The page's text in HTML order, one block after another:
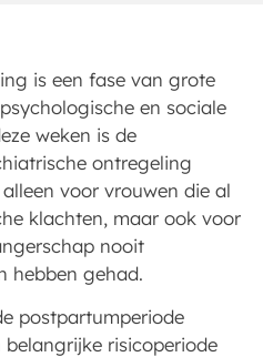
is een fase van grote
en sociale
weken is de
ontregeling
voor vrouwen die al
klachten, maar ook voor
nooit
hebben gehad.
postpartumperiode
risicoperiode